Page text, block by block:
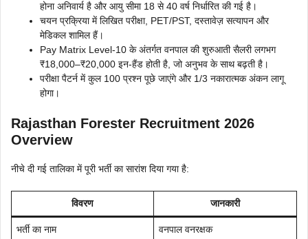
होना अनिवार्य है और आयु सीमा 18 से 40 वर्ष निर्धारित की गई है।
चयन प्रक्रिया में लिखित परीक्षा, PET/PST, दस्तावेज़ सत्यापन और
मेडिकल शामिल हैं।
Pay Matrix Level-10 के अंतर्गत वनपाल की शुरुआती सैलरी लगभग
₹18,000–₹20,000 इन-हैंड होती है, जो अनुभव के साथ बढ़ती है।
परीक्षा पैटर्न में कुल 100 प्रश्न पूछे जाएंगे और 1/3 नकारात्मक अंकन लागू
होगा।
Rajasthan Forester Recruitment 2026
Overview
नीचे दी गई तालिका में पूरी भर्ती का सारांश दिया गया है:
विवरण जानकारी
भर्ती का नाम वनपाल वनरक्षक